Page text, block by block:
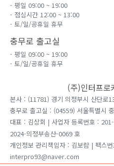
- 평일 09:00 ~ 19:00
- 점심시간 12:00 ~ 13:00
- 토/일/공휴일 휴무
충무로 출고실
- 평일 09:00 ~ 19:00
- 토/일/공휴일 휴무
(주)인터프로
본사 : (11781) 경기 의정부시 산단로
충무로 출고실 : (04559) 서울특별시
대표 : 김상회 | 사업자 등록번호 :
2024-의정부송산-0069 호
개인정보 관리책임자 : 김보람 | 팩스
interpro93@naver.com